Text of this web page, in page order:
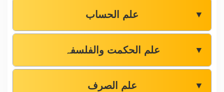
علم الحساب ▼
علم الحکمت والفلسفہ ▼
علم الصرف ▼